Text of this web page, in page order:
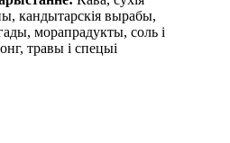
кандытарскія вырабы,
морапрадукты, соль і
травы і спецыі